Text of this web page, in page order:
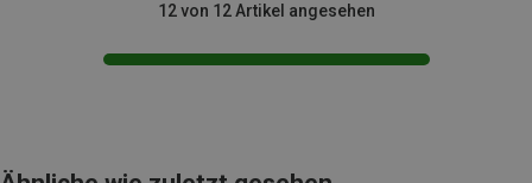
12 von 12 Artikel angesehen